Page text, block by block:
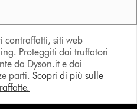
contraffatti, siti web
Proteggiti dai truffatori
da Dyson.it e dai
parti. Scopri di più sulle